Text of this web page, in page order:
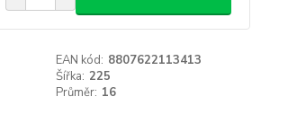
EAN kód: 8807622113413
Šířka: 225
Průměr: 16